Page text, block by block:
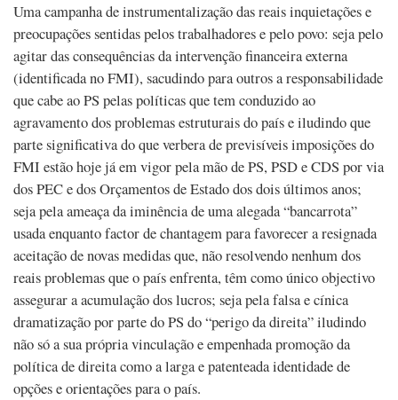
Uma campanha de instrumentalização das reais inquietações e
preocupações sentidas pelos trabalhadores e pelo povo: seja pelo
agitar das consequências da intervenção financeira externa
(identificada no FMI), sacudindo para outros a responsabilidade
que cabe ao PS pelas políticas que tem conduzido ao
agravamento dos problemas estruturais do país e iludindo que
parte significativa do que verbera de previsíveis imposições do
FMI estão hoje já em vigor pela mão de PS, PSD e CDS por via
dos PEC e dos Orçamentos de Estado dos dois últimos anos;
seja pela ameaça da iminência de uma alegada “bancarrota”
usada enquanto factor de chantagem para favorecer a resignada
aceitação de novas medidas que, não resolvendo nenhum dos
reais problemas que o país enfrenta, têm como único objectivo
assegurar a acumulação dos lucros; seja pela falsa e cínica
dramatização por parte do PS do “perigo da direita” iludindo
não só a sua própria vinculação e empenhada promoção da
política de direita como a larga e patenteada identidade de
opções e orientações para o país.